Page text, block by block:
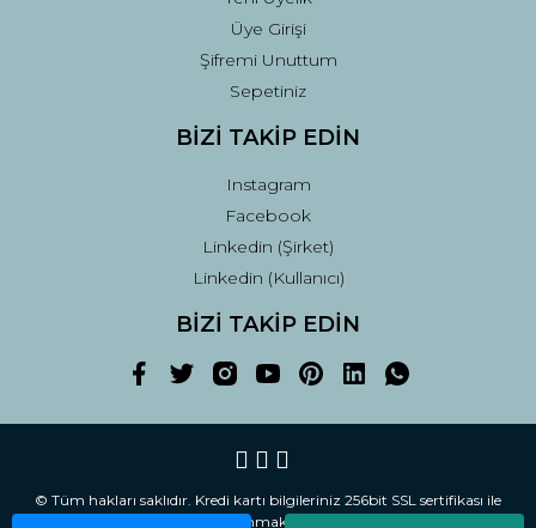
Üye Girişi
Şifremi Unuttum
Sepetiniz
BİZİ TAKİP EDİN
Instagram
Facebook
Linkedin (Şirket)
Linkedin (Kullanıcı)
BİZİ TAKİP EDİN
© Tüm hakları saklıdır. Kredi kartı bilgileriniz 256bit SSL sertifikası ile
korunmaktadır.